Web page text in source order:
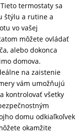
termostaty sa
štýlu a rutine a
vo vašej
môžete ovládať
alebo dokonca
domova.
na zaistenie
vám umožňujú
kontrolovať všetky
domu odkiaľkoľvek
okamžite